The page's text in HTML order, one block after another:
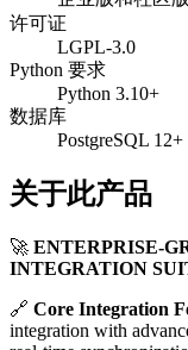
许可证
LGPL-3.0
Python 要求
Python 3.10+
数据库
PostgreSQL 12+
关于此产品
🚀 ENTERPRISE-
INTEGRATION
🔗 Core Integration
integration with